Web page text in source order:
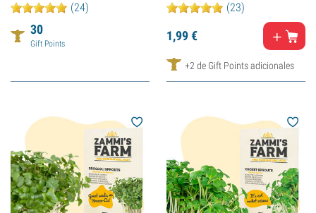
(24)
30
Gift Points
(23)
1,99€
+2 de Gift Points adicionales